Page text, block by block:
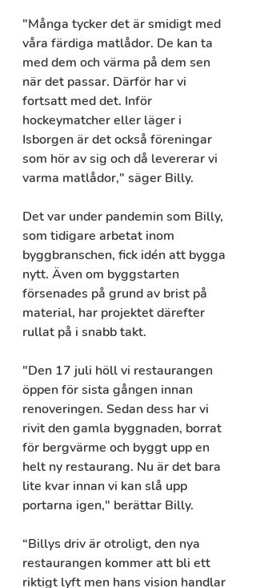
"Många tycker det är smidigt med
våra färdiga matlådor. De kan ta
med dem och värma på dem sen
när det passar. Därför har vi
fortsatt med det. Inför
hockeymatcher eller läger i
Isborgen är det också föreningar
som hör av sig och då levererar vi
varma matlådor," säger Billy.
Det var under pandemin som Billy,
som tidigare arbetat inom
byggbranschen, fick idén att bygga
nytt. Även om byggstarten
försenades på grund av brist på
material, har projektet därefter
rullat på i snabb takt.
"Den 17 juli höll vi restaurangen
öppen för sista gången innan
renoveringen. Sedan dess har vi
rivit den gamla byggnaden, borrat
för bergvärme och byggt upp en
helt ny restaurang. Nu är det bara
lite kvar innan vi kan slå upp
portarna igen," berättar Billy.
“Billys driv är otroligt, den nya
restaurangen kommer att bli ett
riktigt lyft men hans vision handlar